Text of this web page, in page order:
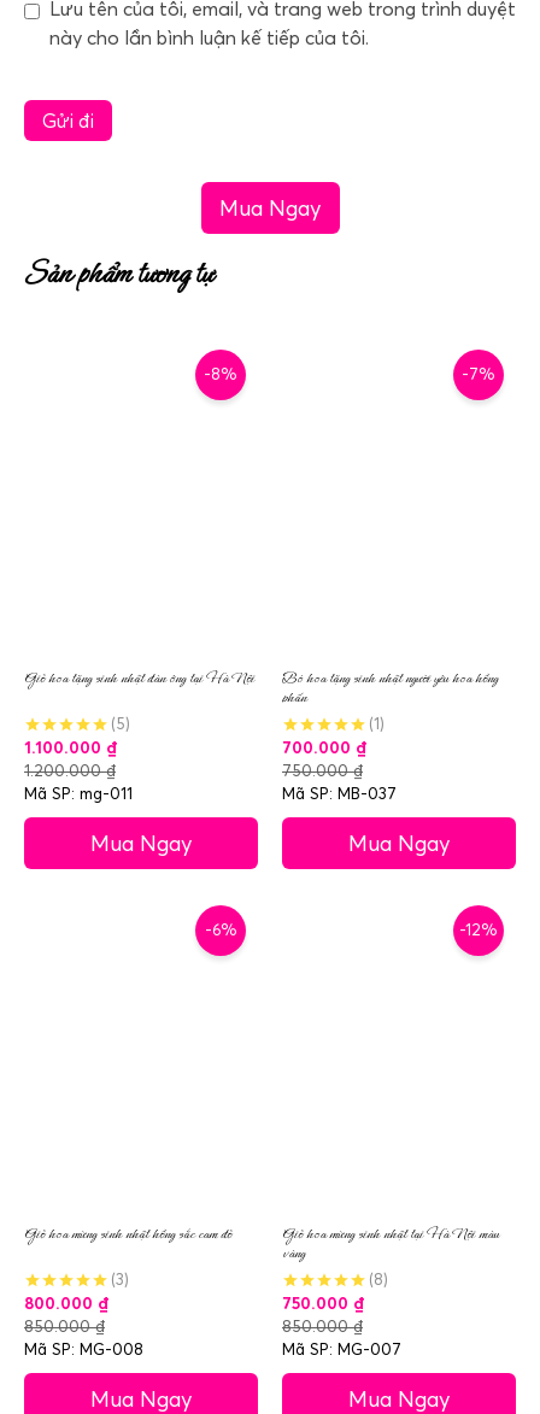
Lưu tên của tôi, email, và trang web trong trình duyệt
này cho lần bình luận kế tiếp của tôi.
Mua Ngay
Sản phẩm tương tự
-8%
Giỏ hoa tặng sinh nhật đàn ông tại Hà Nội
(5)
1.100.000 ₫
1.200.000₫
Mã SP: mg-011
Mua Ngay
-7%
Bó hoa tặng sinh nhật người yêu hoa hồng
phấn
(1)
700.000 ₫
750.000₫
Mã SP: MB-037
Mua Ngay
-6%
Giỏ hoa mừng sinh nhật hồng sắc cam đỏ
(3)
800.000 ₫
850.000₫
Mã SP: MG-008
Mua Ngay
-12%
Giỏ hoa mừng sinh nhật tại Hà Nội màu
vàng
(8)
750.000 ₫
850.000₫
Mã SP: MG-007
Mua Ngay